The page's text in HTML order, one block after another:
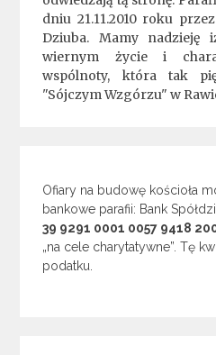
dniu 21.11.2010 roku
Dziuba. Mamy
wiernym życie i
wspólnoty, która tak
"Sójczym Wzgórzu" w
Ofiary na budowę kościoła
bankowe parafii: Bank
39 9291 0001 0057 9418
„na cele charytatywne”. Tę
podatku.